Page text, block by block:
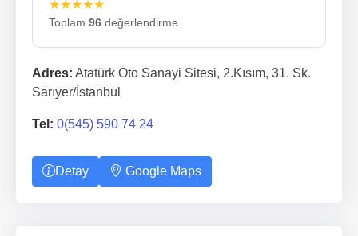
★★★★★
Toplam 96 değerlendirme
Adres: Atatürk Oto Sanayi Sitesi, 2.Kısım, 31. Sk.
Sarıyer/İstanbul
Tel: 0(545) 590 74 24
Detay Google Maps